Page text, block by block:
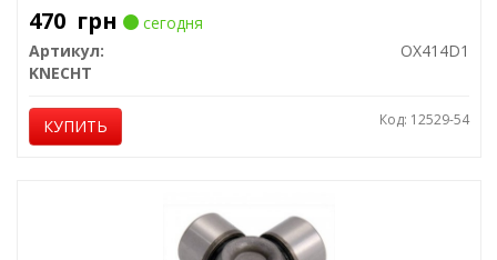
470 грн
сегодня
Артикул:
OX414D1
KNECHT
КУПИТЬ Код: 12529-54